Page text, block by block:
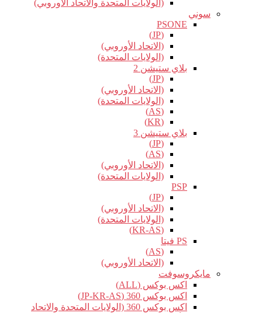
(الولايات المتحدة والاتحاد الأوروبي)
سوني
PSONE
(JP)
(الاتحاد الأوروبي)
(الولايات المتحدة)
بلاي ستيشن 2
(JP)
(الاتحاد الأوروبي)
(الولايات المتحدة)
(AS)
(KR)
بلاي ستيشن 3
(JP)
(AS)
(الاتحاد الأوروبي)
(الولايات المتحدة)
PSP
(JP)
(الاتحاد الأوروبي)
(الولايات المتحدة)
(KR-AS)
PS فيتا
(AS)
(الاتحاد الأوروبي)
مايكروسوفت
اكس بوكس (ALL)
اكس بوكس 360 (JP-KR-AS)
اكس بوكس 360 (الولايات المتحدة والاتحاد